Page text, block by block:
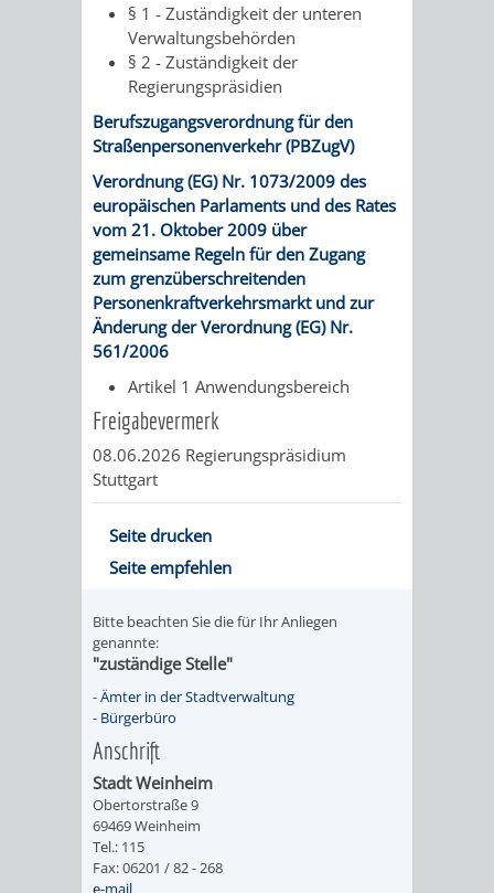
§ 1 - Zuständigkeit der unteren
Verwaltungsbehörden
§ 2 - Zuständigkeit der
Regierungspräsidien
Berufszugangsverordnung für den
Straßenpersonenverkehr (PBZugV)
Verordnung (EG) Nr. 1073/2009 des
europäischen Parlaments und des Rates
vom 21. Oktober 2009 über
gemeinsame Regeln für den Zugang
zum grenzüberschreitenden
Personenkraftverkehrsmarkt und zur
Änderung der Verordnung (EG) Nr.
561/2006
Artikel 1 Anwendungsbereich
Freigabevermerk
08.06.2026 Regierungspräsidium
Stuttgart
Seite drucken
Seite empfehlen
Bitte beachten Sie die für Ihr Anliegen
genannte:
"zuständige Stelle"
-Ämter in der Stadtverwaltung
- Bürgerbüro
Anschrift
Stadt Weinheim
Obertorstraße 9
69469 Weinheim
Tel.: 115
Fax: 06201 / 82 - 268
e-mail